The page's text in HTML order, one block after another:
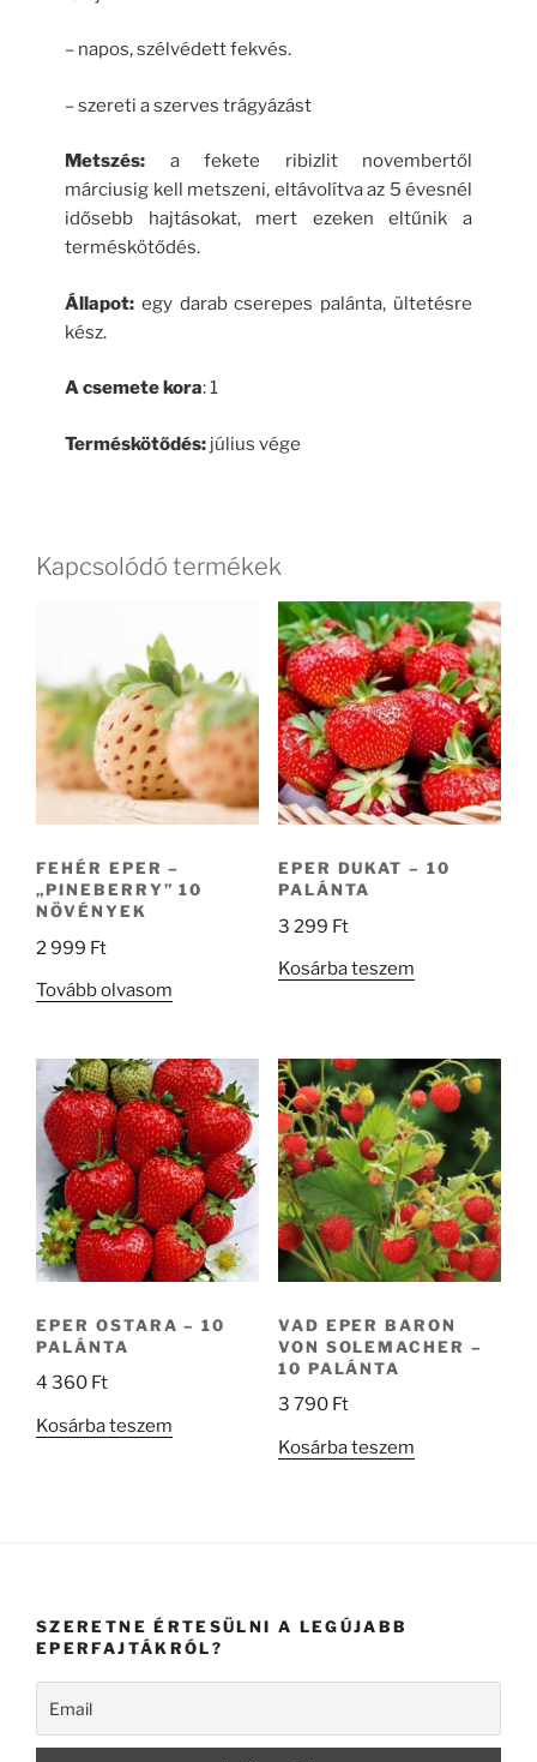
– napos, szélvédett fekvés.
– szereti a szerves trágyázást
Metszés: a fekete ribizlit novembertől
márciusig kell metszeni, eltávolítva az 5 évesnél
idősebb hajtásokat, mert ezeken eltűnik a
terméskötődés.
Állapot: egy darab cserepes palánta, ültetésre
kész.
A csemete kora: 1
Terméskötődés: július vége
Kapcsolódó termékek
FEHÉR EPER –
„PINEBERRY” 10
NÖVÉNYEK
2 999 Ft
Tovább olvasom
EPER DUKAT – 10
PALÁNTA
3 299 Ft
Kosárba teszem
EPER OSTARA – 10
PALÁNTA
4 360 Ft
Kosárba teszem
VAD EPER BARON
VON SOLEMACHER –
10 PALÁNTA
3 790 Ft
Kosárba teszem
SZERETNE ÉRTESÜLNI A LEGÚJABB
EPERFAJTÁKRÓL?